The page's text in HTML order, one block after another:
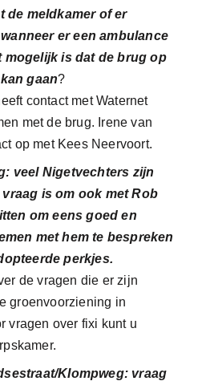
de meldkamer of er
er een ambulance
mogelijk is dat de brug op
gaan?
contact met Waternet
met de brug. Irene van
op met Kees Neervoort.
veel Nigetvechters zijn
is om ook met Rob
om eens goed en
met hem te bespreken
perkjes.
de vragen die er zijn
groenvoorziening in
vragen over fixi kunt u
KIompweg: vraag